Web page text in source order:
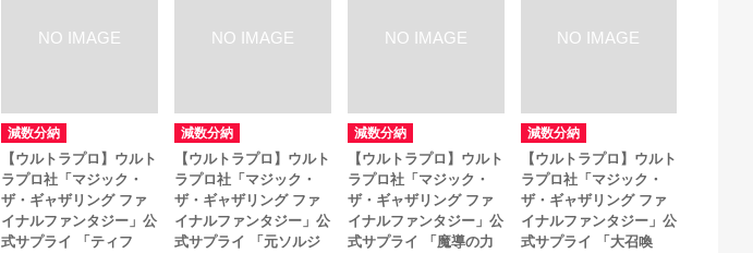
減数分納
【ウルトラプロ】ウルト
ラプロ社「マジック・
ザ・ギャザリング ファ
イナルファンタジー」公
式サプライ 「ティフ
減数分納
【ウルトラプロ】ウルト
ラプロ社「マジック・
ザ・ギャザリング ファ
イナルファンタジー」公
式サプライ 「元ソルジ
減数分納
【ウルトラプロ】ウルト
ラプロ社「マジック・
ザ・ギャザリング ファ
イナルファンタジー」公
式サプライ 「魔導の力
減数分納
【ウルトラプロ】ウルト
ラプロ社「マジック・
ザ・ギャザリング ファ
イナルファンタジー」公
式サプライ 「大召喚